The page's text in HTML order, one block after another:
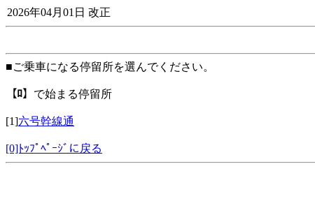
2026年04月01日 改正
■ご乗車になる停留所を選んでください。
【ﾛ】 で始まる停留所
[1]六号幹線通
[0]ﾄｯﾌﾟﾍﾟｰｼﾞに戻る